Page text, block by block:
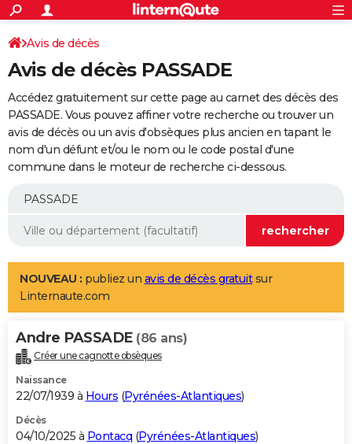
ACTUALITÉS
Politique
Société
Faits Divers
Education
Monde
Villes
+
SPORT
Coupe du monde 2026
Football
Tennis
Cyclisme
Rugby
Forum
Programme TV
TNT
Streaming
Cinéma
Sorties cinéma
Musique
+
FINANCE
Retraite
Epargne
Immobilier
Risques naturels par ville
Banque
Assurance
AUTO
Essais
Réserver un essai
Citadines
Berlines
SUV
Forum auto
+
Mobiles
Meilleur smartphone
Internet
Ordinateurs
Jeux vidéo
Guide high-tech
Aménagement intérieur
LIFESTYLE
Art de vivre
Bien-être
Loisirs
Mode
Modes de vie
Alimentation
Guide de la santé
Maladies
Médicaments
Sommeil
VOYAGE
Destinations
City break
Voyage nature
Voyage de noces
Forum
Climat
+PHOTO
GUIDES D'ACHAT
BONS PLANS
Avis de décès
Avis de décès PASSADE
Accédez gratuitement sur cette page au carnet des décès des
PASSADE. Vous pouvez affiner votre recherche ou trouver un
avis de décès ou un avis d'obsèques plus ancien en tapant le
nom d'un défunt et/ou le nom ou le code postal d'une
commune dans le moteur de recherche ci-dessous.
NOUVEAU : publiez un avis de décès gratuitsur
Linternaute.com
Andre PASSADE (86 ans)
Créer une cagnotte obsèques
Naissance
22/07/1939 à Hours (Pyrénées-Atlantiques)
Décès
04/10/2025 à Pontacq (Pyrénées-Atlantiques)